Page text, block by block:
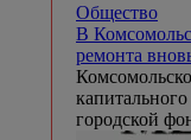
Общество
В
ремонта
городской